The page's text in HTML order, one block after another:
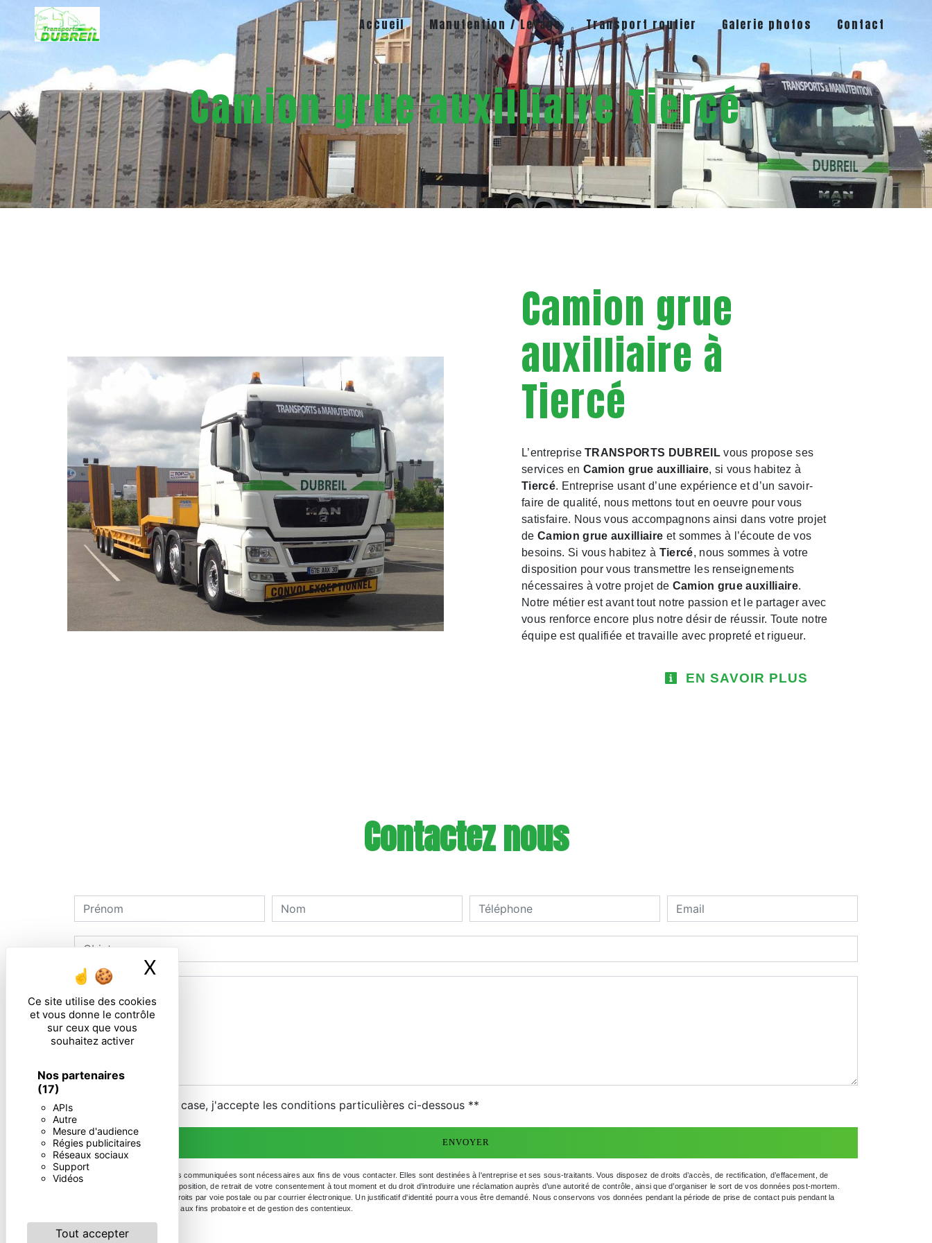
Panneau de gestion des cookies
Ce site utilise des cookies
et vous donne le contrôle
sur ceux que vous
souhaitez activer
Nos partenaires
(17)
APIs
Autre
Mesure d'audience
Régies publicitaires
Réseaux sociaux
Support
Vidéos
Tout accepter
X Masquer le bandeau des cookies
Accueil Manutention / Levage Transport routier Galerie photos Contact
Camion grue auxilliaire Tiercé
Camion grue
auxilliaire à
Tiercé
L’entrepriseTRANSPORTS DUBREILvous propose ses
services en Camion grue auxilliaire, si vous habitez à
Tiercé. Entreprise usant d’une expérience et d’un savoir-
faire de qualité, nous mettons tout en oeuvre pour vous
satisfaire. Nous vous accompagnons ainsi dans votre projet
de Camion grue auxilliaire et sommes à l’écoute de vos
besoins. Si vous habitez à Tiercé, nous sommes à votre
disposition pour vous transmettre les renseignements
nécessaires à votre projet de Camion grue auxilliaire.
Notre métier est avant tout notre passion et le partager avec
vous renforce encore plus notre désir de réussir. Toute notre
équipe est qualifiée et travaille avec propreté et rigueur.
EN SAVOIR PLUS
Contactez nous
En cochant cette case, j'accepte les conditions particulières ci-dessous **
ENVOYER
** Les données personnelles communiquées sont nécessaires aux fins de vous contacter. Elles sont destinées à l'entreprise et ses sous-traitants. Vous disposez de droits d’accès, de rectification, d’effacement, de
portabilité, de limitation, d’opposition, de retrait de votre consentement à tout moment et du droit d’introduire une réclamation auprès d’une autorité de contrôle, ainsi que d’organiser le sort de vos données post-mortem.
Vous pouvez exercer ces droits par voie postale ou par courrier électronique. Un justificatif d'identité pourra vous être demandé. Nous conservons vos données pendant la période de prise de contact puis pendant la
durée de prescription légale aux fins probatoire et de gestion des contentieux.